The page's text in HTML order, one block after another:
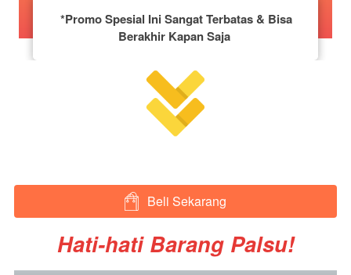
*Promo Spesial Ini Sangat Terbatas & Bisa
Berakhir Kapan Saja
` Beli Sekarang
Hati-hati Barang Palsu!